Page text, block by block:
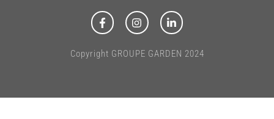
Copyright GROUPE GARDEN 2024